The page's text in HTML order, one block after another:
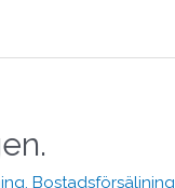
Bostadsförsäljning